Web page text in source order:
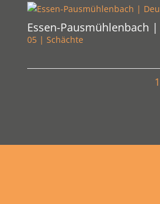
Essen-Pausmühlenbach
05 | Schächte
1